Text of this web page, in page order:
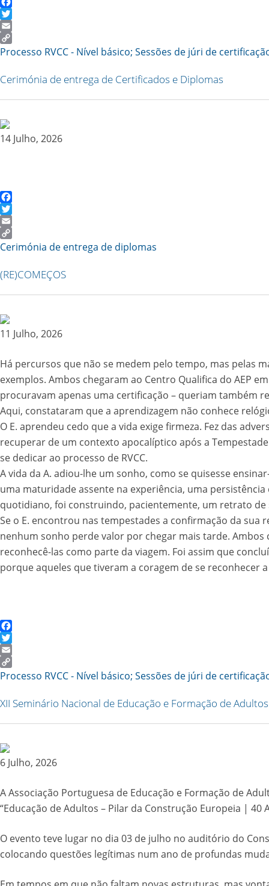
Facebook
Twitter
Email
Copy
Processo RVCC - Nível básico; Sessões de júri de
Cerimónia de entrega de Certificados e Diplomas
14 Julho, 2026
Facebook
Twitter
Email
Copy
Cerimónia de entrega de diplomas
(RE)COMEÇOS
11 Julho, 2026
Há percursos que não se medem pelo tempo, mas pelas
exemplos. Ambos chegaram ao Centro Qualifica do AEP
procuravam apenas uma certificação – queriam também
Aqui, constataram que a aprendizagem não conhece
O E. aprendeu cedo que a vida exige firmeza. Fez das
recuperar de um contexto apocalíptico após a
se dedicar ao processo de RVCC.
A vida da A. adiou-lhe um sonho, como se quisesse
uma maturidade assente na experiência, uma
quotidiano, foi construindo, pacientemente, um retrato
Se o E. encontrou nas tempestades a confirmação da
nenhum sonho perde valor por chegar mais tarde.
reconhecê-las como parte da viagem. Foi assim que
porque aqueles que tiveram a coragem de se reconhecer
Facebook
Twitter
Email
Copy
Processo RVCC - Nível básico; Sessões de júri de
XII Seminário Nacional de Educação e Formação de Adultos
6 Julho, 2026
A Associação Portuguesa de Educação e Formação de
“Educação de Adultos – Pilar da Construção Europeia |
O evento teve lugar no dia 03 de julho no auditório do
colocando questões legítimas num ano de profundas